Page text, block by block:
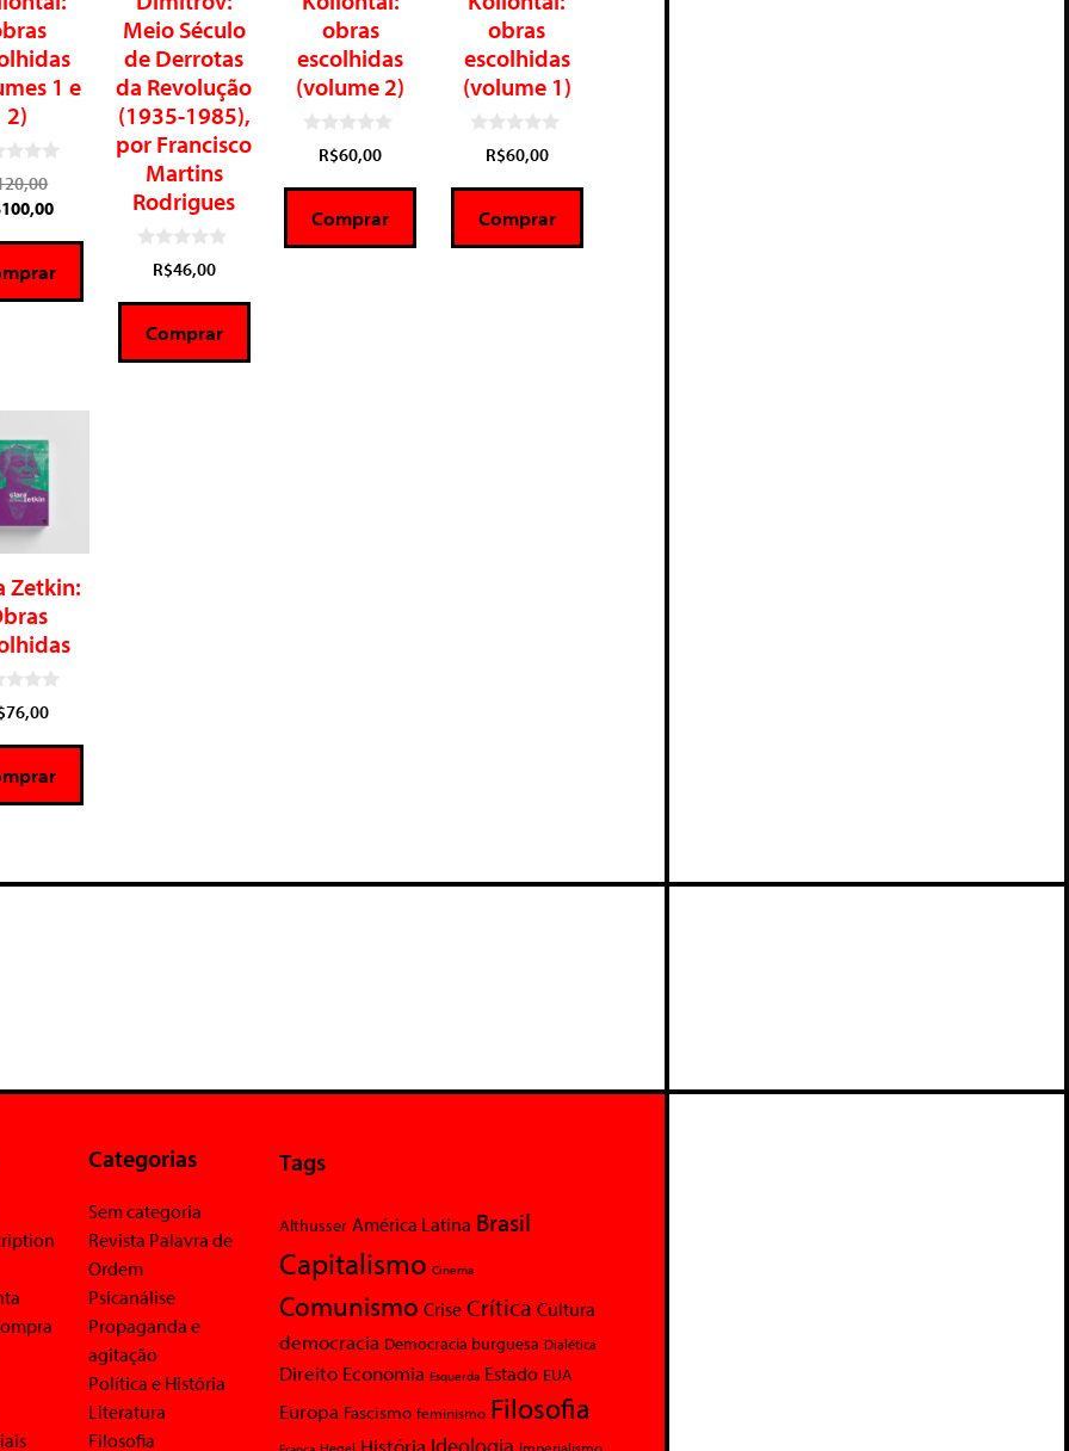
1 e
2)
100,00
Meio Século
de Derrotas
da Revolução
(1935-1985),
por Francisco
Martins
Rodrigues
5
R$46,00
Comprar
obras
escolhidas
(volume 2)
5
R$60,00
Comprar
obras
escolhidas
(volume 1)
5
R$60,00
Comprar
Zetkin:
76,00
Categorias
Sem categoria
Revista Palavra de
Ordem
Psicanálise
Propaganda e
agitação
Política e História
Literatura
Filosofia
Tags
Althusser América Latina Brasil
Capitalismo Cinema
Comunismo Crise Crítica Cultura
democracia Democracia burguesa Dialética
Direito Economia Esquerda Estado EUA
Europa Fascismo feminismo Filosofia
História Ideologia